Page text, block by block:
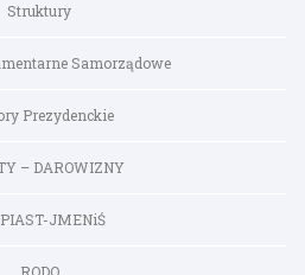
Struktury
Samorządowe
Prezydenckie
– DAROWIZNY
PIAST-JMENiŚ